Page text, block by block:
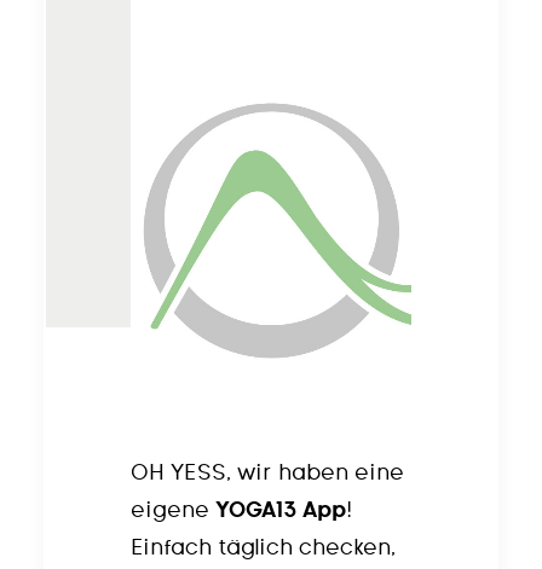
OH YESS, wir haben eine
eigene YOGA13 App!
Einfach täglich checken,